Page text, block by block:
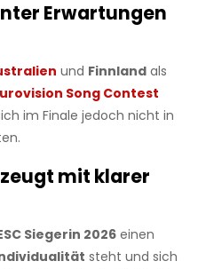
Erwartungen
und Finnland als
Song Contest
im Finale jedoch nicht in
mit klarer
Siegerin 2026einen
steht und sich